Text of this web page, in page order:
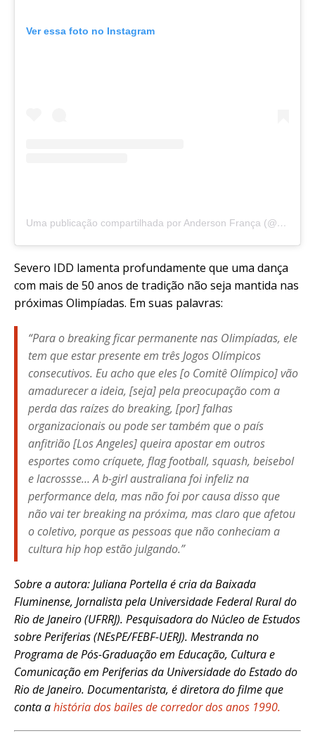
Ver essa foto no Instagram
Uma publicação compartilhada por Anderson França (@blogandersonfranca)
Severo IDD lamenta profundamente que uma dança
com mais de 50 anos de tradição não seja mantida nas
próximas Olimpíadas. Em suas palavras:
“Para obreakingficar permanente nas Olimpíadas, ele
tem que estar presente em três Jogos Olímpicos
consecutivos. Eu acho que eles [o Comitê Olímpico] vão
amadurecer a ideia, [seja] pela preocupação com a
perda das raízes dobreaking, [por] falhas
organizacionais ou pode ser também que o país
anfitrião [Los Angeles] queira apostar em outros
esportes como críquete, flag football, squash, beisebol
e lacrossse… A b-girl australiana foi infeliz na
performance dela, mas não foi por causa disso que
não vai terbreakingna próxima, mas claro que afetou
o coletivo, porque as pessoas que não conheciam a
cultura hip hop estão julgando.”
Sobre a autora: Juliana Portella écria da Baixada
Fluminense, Jornalista pela Universidade Federal Rural do
Rio de Janeiro (UFRRJ). Pesquisadora do Núcleo de Estudos
sobre Periferias (NEsPE/FEBF-UERJ). Mestranda no
Programa de Pós-Graduação em Educação, Cultura e
Comunicação em Periferias da Universidade do Estado do
Rio de Janeiro. Documentarista, é diretora do filme que
conta ahistória dos bailes de corredor dos anos 1990.